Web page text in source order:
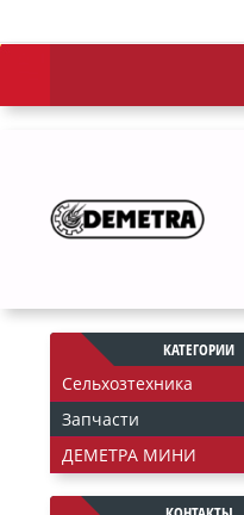
КАТЕГОРИИ
Сельхозтехника
Запчасти
ДЕМЕТРА МИНИ